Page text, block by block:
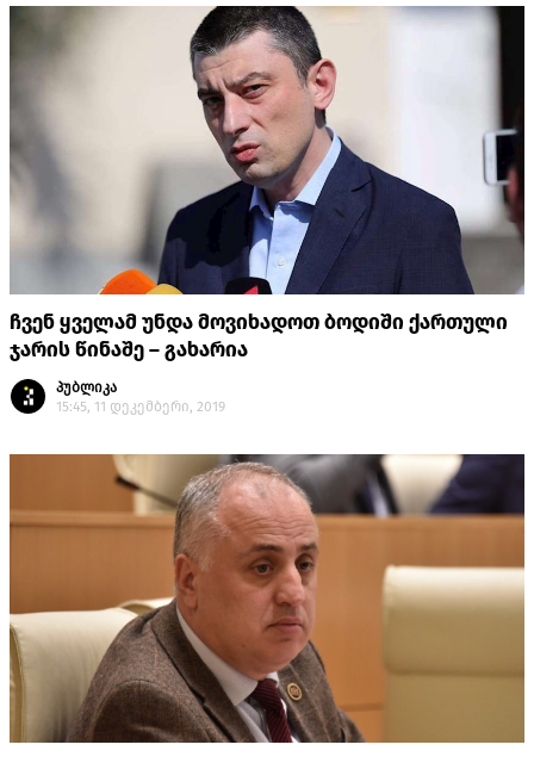
ჩვენ ყველამ უნდა მოვიხადოთ ბოდიში ქართული
ჯარის წინაშე – გახარია
პუბლიკა
15:45, 11 დეკემბერი, 2019